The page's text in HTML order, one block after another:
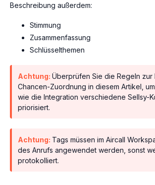
Beschreibung außerdem:
Stimmung
Zusammenfassung
Schlüsselthemen
Achtung: Überprüfen Sie die Regeln zur
Chancen-Zuordnung in diesem Artikel,
wie die Integration verschiedene Sellsy-
priorisiert.
Achtung: Tags müssen im Aircall
des Anrufs angewendet werden, sonst
protokolliert.